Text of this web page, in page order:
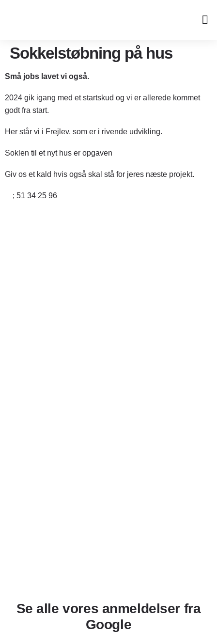
Sokkelstøbning på hus
Små jobs lavet vi også.
2024 gik igang med et startskud og vi er allerede kommet
godt fra start.
Her står vi i Frejlev, som er i rivende udvikling.
Soklen til et nyt hus er opgaven
Giv os et kald hvis også skal stå for jeres næste projekt.
; 51 34 25 96
Se alle vores anmeldelser fra
Google